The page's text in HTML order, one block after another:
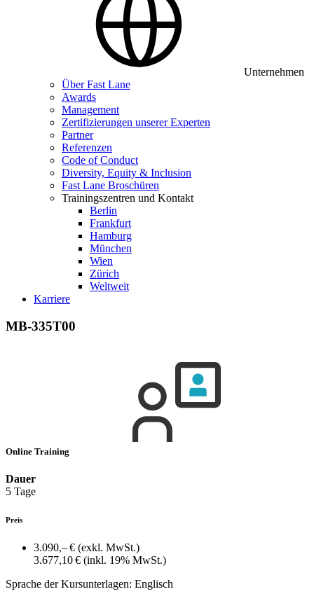
Unternehmen
Über Fast Lane
Awards
Management
Zertifizierungen unserer Experten
Partner
Referenzen
Code of Conduct
Diversity, Equity & Inclusion
Fast Lane Broschüren
Trainingszentren und Kontakt
Berlin
Frankfurt
Hamburg
München
Wien
Zürich
Weltweit
Karriere
MB-335T00
Online Training
Dauer
5 Tage
Preis
3.090,– € (exkl. MwSt.)
3.677,10 € (inkl. 19% MwSt.)
Sprache der Kursunterlagen: Englisch